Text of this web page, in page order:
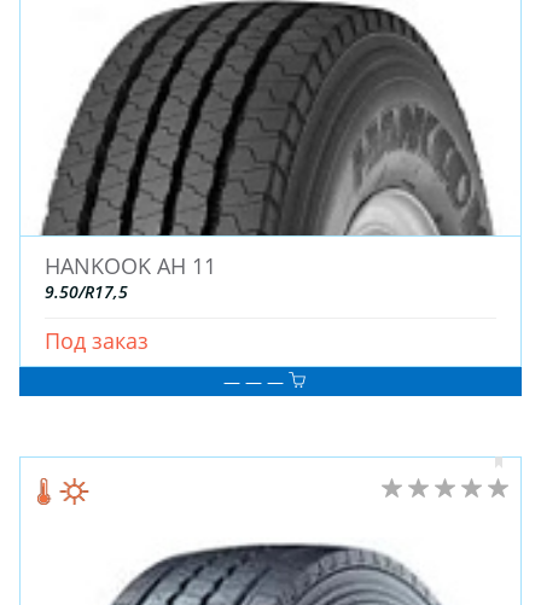
ЗИМНИЕ
ЛЕТНИЕ
ВСЕСЕЗОННЫЕ
ДЛЯ ГРУЗОВЫХ АВТО
ДЛЯ СПЕЦТЕХНИКИ
ЛИТЫЕ
ДЛЯ ГРУЗОВЫХ АВТО
ДЛЯ ГРУЗОВЫХ АВТО
ДЛЯ ЛЕГКОВЫХ АВТО
АККУМУЛЯТОРЫ
HANKOOK AH 11
9.50/R17,5
Под заказ
— — —